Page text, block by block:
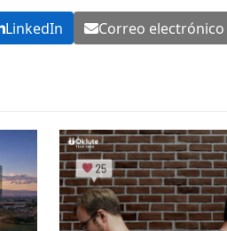
LinkedIn Correo electrónico